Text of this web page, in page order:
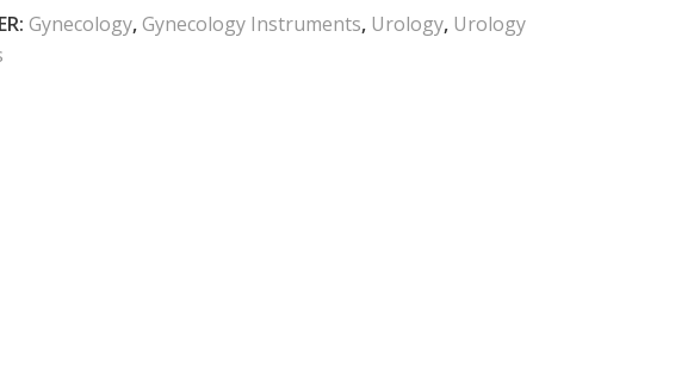
Gynecology,Gynecology Instruments, Urology, Urology